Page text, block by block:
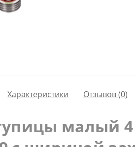
Характеристики Отзывов (0)
малый